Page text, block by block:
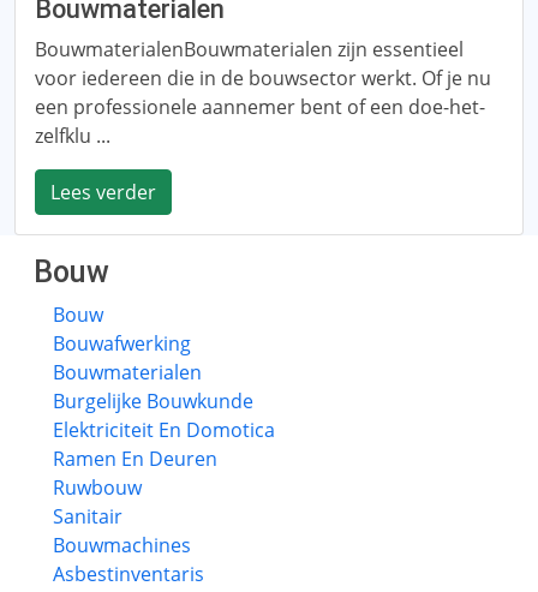
Bouwmaterialen
BouwmaterialenBouwmaterialen zijn essentieel
voor iedereen die in de bouwsector werkt. Of je nu
een professionele aannemer bent of een doe-het-
zelfklu ...
Lees verder
Bouw
Bouw
Bouwafwerking
Bouwmaterialen
Burgelijke Bouwkunde
Elektriciteit En Domotica
Ramen En Deuren
Ruwbouw
Sanitair
Bouwmachines
Asbestinventaris